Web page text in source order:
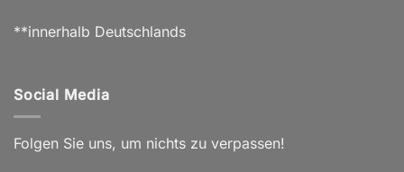
**innerhalb Deutschlands
Social Media
Folgen Sie uns, um nichts zu verpassen!